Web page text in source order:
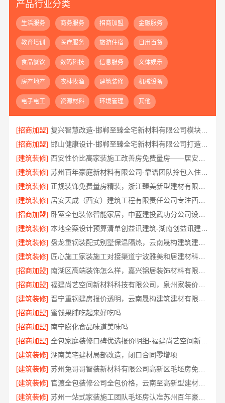
产品行业分类
生活服务 商务服务 招商加盟 金融服务
教育培训 医疗服务 旅游住宿 日用百货
食品餐饮 数码科技 信息服务 文体娱乐
房产地产 农林牧渔 建筑装修 机械设备
电子电工 资源材料 环境管理 其他
[招商加盟]
复兴智慧改造-邯郸至臻全宅新材料有限公司模块化安装
[招商加盟]
邯山健康设计-邯郸至臻全宅新材料有限公司打造环保家居
[建筑装修]
[建筑装修]
苏州百年豪庭新材料有限公司-靠谱团队拎包入住家装
[建筑装修]
[建筑装修]
[招商加盟]
卧室全包装修智能家居，中蓝建投武功分公司设计施工
[建筑装修]
本地全案设计预算清单创益讯建筑-湖南创益讯建筑有限公司
[建筑装修]
盘龙重钢装配式别墅保温隔热，云南晟构建筑建材有限公司品质之选
[建筑装修]
匠心施工家装施工对接渠道宁波雅美和居建材科技有限公司
[招商加盟]
[招商加盟]
福建尚艺空间新材料科技有限公司，泉州家装价格透明明细
[建筑装修]
[招商加盟] 蜜饯果脯吃起来好吃吗
[招商加盟] 南宁膨化食品味道美味吗
[招商加盟]
全包家庭装修口碑优选报价明细-福建尚艺空间新材料科技有限公司
[建筑装修] 湖南美宅建材局部改造，闭口合同零增项
[建筑装修]
[建筑装修]
官渡全包装修公司全包价格，云南至高新型建材有限公司闭口合同
[建筑装修]
苏州一站式家装施工团队毛坯房认准苏州百年豪庭新材料有限公司